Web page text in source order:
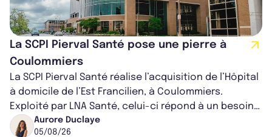
La SCPI Pierval Santé pose une pierre à
Coulommiers
La SCPI Pierval Santé réalise l’acquisition de l’Hôpital
à domicile de l’Est Francilien, à Coulommiers.
Exploité par LNA Santé, celui-ci répond à un besoin
médical croissant, qui s...
Aurore Duclaye
05/08/26